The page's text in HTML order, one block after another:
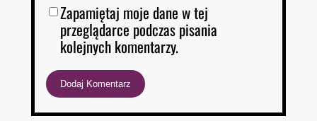
Zapamiętaj moje dane w tej
przeglądarce podczas pisania
kolejnych komentarzy.